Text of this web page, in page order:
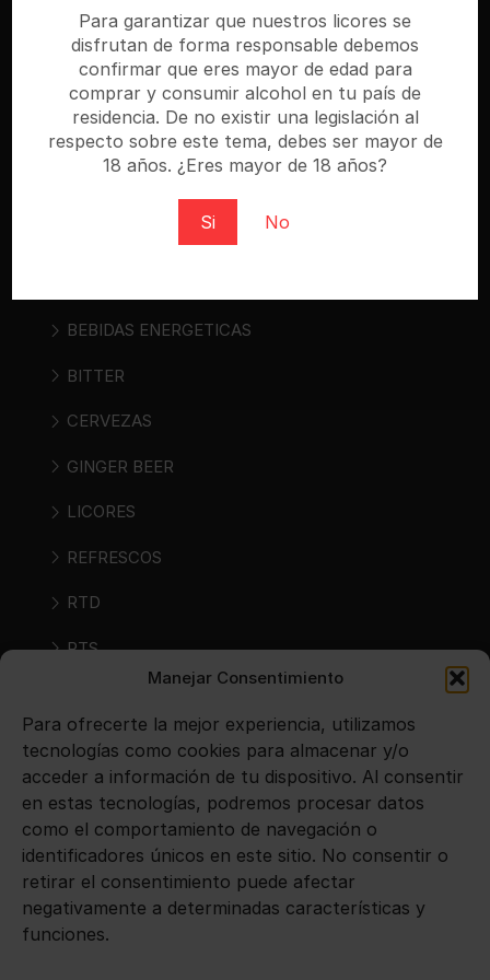
Manejar Consentimiento
Para ofrecerte la mejor experiencia, utilizamos
tecnologías como cookies para almacenar y/o
acceder a información de tu dispositivo. Al consentir
en estas tecnologías, podremos procesar datos
como el comportamiento de navegación o
identificadores únicos en este sitio. No consentir o
retirar el consentimiento puede afectar
negativamente a determinadas características y
funciones.
Para garantizar que nuestros licores se
disfrutan de forma responsable debemos
confirmar que eres mayor de edad para
comprar y consumir alcohol en tu país de
residencia. De no existir una legislación al
respecto sobre este tema, debes ser mayor de
18 años. ¿Eres mayor de 18 años?
Si No
especializada donde puedes comprar cerveza,
vino, sidra, bebidas espirituosas y bebidas «ready
to drink». Regístrate y compra al mejor precio.
Categorías
BEBIDAS ENERGETICAS
BITTER
CERVEZAS
GINGER BEER
LICORES
REFRESCOS
RTD
RTS
VINOS
Avisos legales
Aviso legal
Política de privacidad